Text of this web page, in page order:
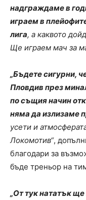
надграждаме в
играем в
лига, а каквото
Ще играем мач за
„Бъдете сигурни,
Пловдив през
по същия начин
няма да излизаме
усети и
Локомотив“,
благодари за
бъде треньор на
„От тук нататък